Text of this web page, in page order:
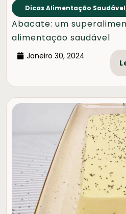
Dicas Alimentação Saudável
Abacate: um
alimentação saudável
Janeiro 30, 2024